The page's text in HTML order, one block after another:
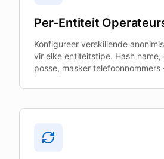
Per-Entiteit
Konfigureer verskillende
vir elke entiteitstipe. Hash
posse, masker telefoonnommers